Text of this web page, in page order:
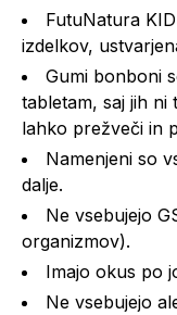
FutuNatura
izdelkov,
Gumi bonboni
tabletam, saj jih
lahko prežveči in
Namenjeni so
dalje.
Ne vsebujejo
organizmov).
Imajo okus po
Ne vsebujejo